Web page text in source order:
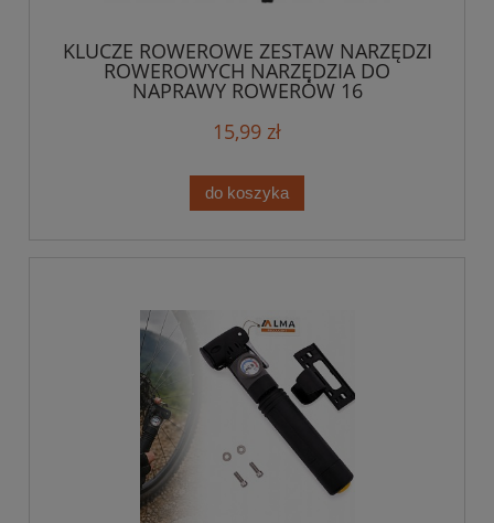
KLUCZE ROWEROWE ZESTAW NARZĘDZI
ROWEROWYCH NARZĘDZIA DO
NAPRAWY ROWERÓW 16
15,99 zł
do koszyka